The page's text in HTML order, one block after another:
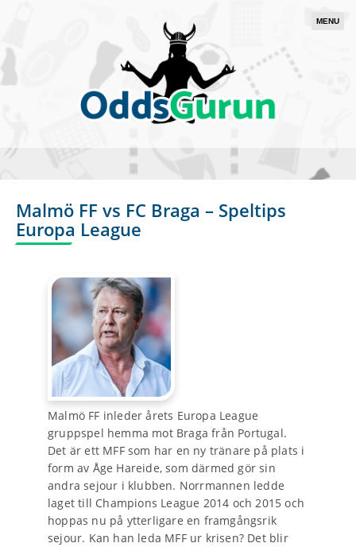
MENU
Malmö FF vs FC Braga – Speltips
Europa League
Malmö FF inleder årets Europa League
gruppspel hemma mot Braga från Portugal.
Det är ett MFF som har en ny tränare på plats i
form av Åge Hareide, som därmed gör sin
andra sejour i klubben. Norrmannen ledde
laget till Champions League 2014 och 2015 och
hoppas nu på ytterligare en framgångsrik
sejour. Kan han leda MFF ur krisen? Det blir